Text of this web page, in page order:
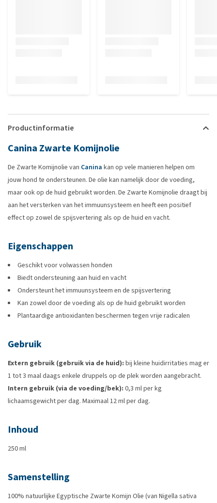
Productinformatie
Canina Zwarte Komijnolie
De Zwarte Komijnolie van Canina kan op vele manieren helpen om
jouw hond te ondersteunen. De olie kan namelijk door de voeding,
maar ook op de huid gebruikt worden. De Zwarte Komijnolie draagt bij
aan het versterken van het immuunsysteem en heeft een positief
effect op zowel de spijsvertering als op de huid en vacht.
Eigenschappen
Geschikt voor volwassen honden
Biedt ondersteuning aan huid en vacht
Ondersteunt het immuunsysteem en de spijsvertering
Kan zowel door de voeding als op de huid gebruikt worden
Plantaardige antioxidanten beschermen tegen vrije radicalen
Gebruik
Extern gebruik (gebruik via de huid): bij kleine huidirritaties mag er
1 tot 3 maal daags enkele druppels op de plek worden aangebracht.
Intern gebruik (via de voeding/bek): 0,3 ml per kg
lichaamsgewicht per dag. Maximaal 12 ml per dag.
Inhoud
250 ml
Samenstelling
100% natuurlijke Egyptische Zwarte Komijn Olie (van Nigella sativa